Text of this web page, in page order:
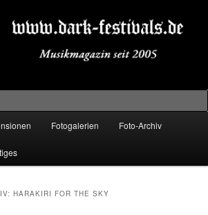
Fotogalerien Foto-Archiv
HARAKIRI FOR THE SKY